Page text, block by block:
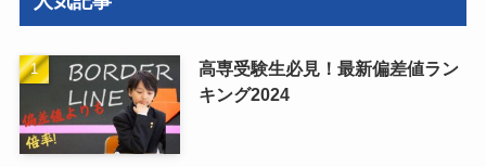
高専受験生必見！最新偏差値ラン
キング2024